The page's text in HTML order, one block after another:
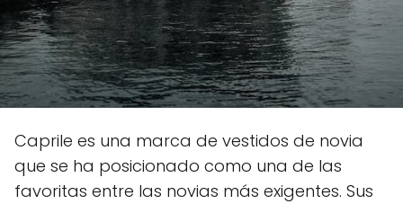
Caprile es una marca de vestidos de novia
que se ha posicionado como una de las
favoritas entre las novias más exigentes. Sus